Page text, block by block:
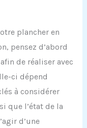
plancher en
pensez d’abord
de réaliser avec
ci dépend
à considérer
que l’état de la
d’une